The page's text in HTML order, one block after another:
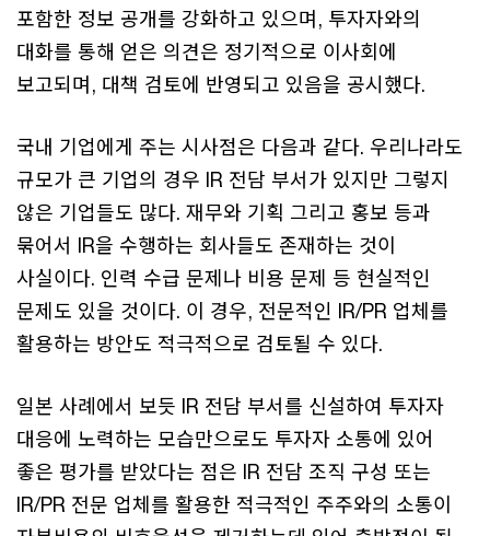
포함한 정보 공개를 강화하고 있으며, 투자자와의
대화를 통해 얻은 의견은 정기적으로 이사회에
보고되며, 대책 검토에 반영되고 있음을 공시했다.
국내 기업에게 주는 시사점은 다음과 같다. 우리나라도
규모가 큰 기업의 경우 IR 전담 부서가 있지만 그렇지
않은 기업들도 많다. 재무와 기획 그리고 홍보 등과
묶어서 IR을 수행하는 회사들도 존재하는 것이
사실이다. 인력 수급 문제나 비용 문제 등 현실적인
문제도 있을 것이다. 이 경우, 전문적인 IR/PR 업체를
활용하는 방안도 적극적으로 검토될 수 있다.
일본 사례에서 보듯 IR 전담 부서를 신설하여 투자자
대응에 노력하는 모습만으로도 투자자 소통에 있어
좋은 평가를 받았다는 점은 IR 전담 조직 구성 또는
IR/PR 전문 업체를 활용한 적극적인 주주와의 소통이